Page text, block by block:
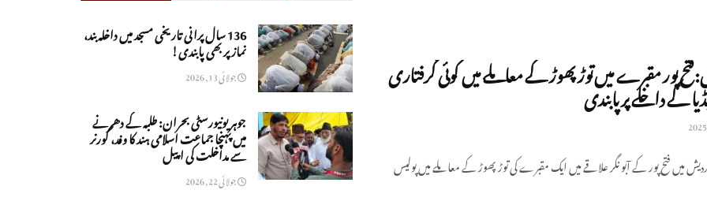
پور مقبرے میں توڑ پھوڑ کے معاملے میں کوئی گرفتاری
کے داخلے پر پابندی
میں فتح پور کے آبو نگر علاقے میں ایک مقبرے کی توڑ پھوڑ کے معاملے میں پولیس
136 سال پرانی تاریخی مسجد میں داخلہ بند،
نماز پر بھی پابندی!
جولائی 13, 2026
جوہر یونیورسٹی بحران: طلبہ کے دھرنے
میں پہنچا جماعت اسلامی ہند کا وفد، گورنر
سے مداخلت کی اپیل
جولائی 22, 2026